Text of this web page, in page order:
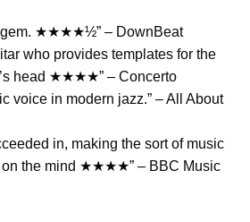
gem. ★★★★½” – DownBeat
who provides templates for the
head ★★★★” – Concerto
voice in modern jazz.” – All About
in, making the sort of music
on the mind ★★★★” – BBC Music